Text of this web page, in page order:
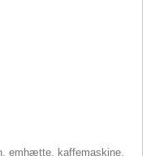
emhætte, kaffemaskine,